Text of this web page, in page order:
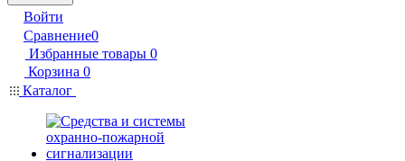
Войти
Сравнение0
Избранные товары 0
Корзина 0
Каталог